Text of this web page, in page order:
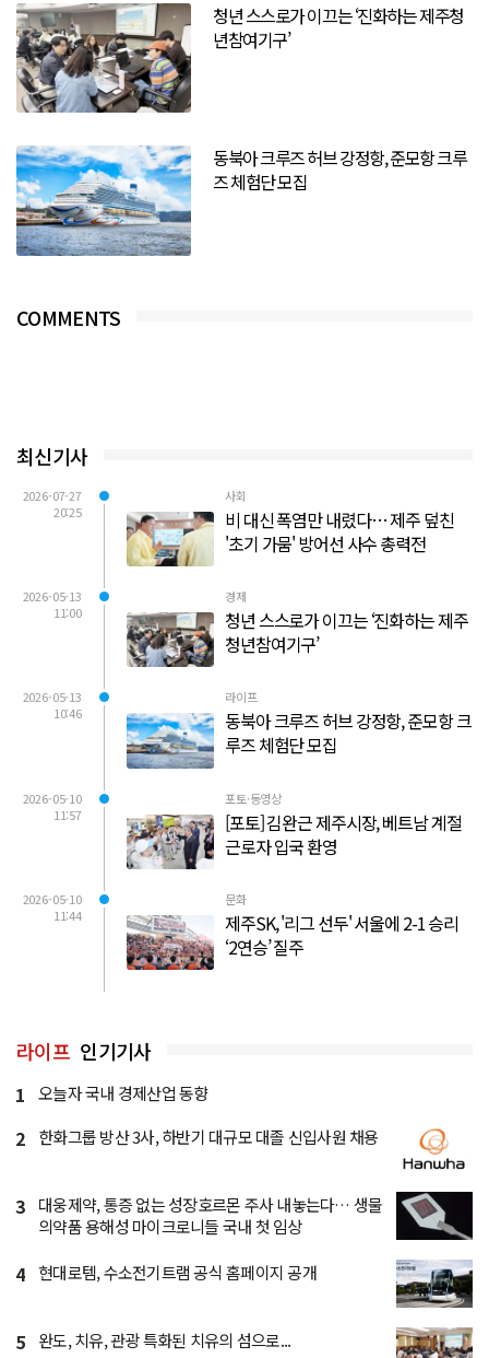
청년 스스로가 이끄는 ‘진화하는 제주청
년참여기구’
동북아 크루즈 허브 강정항, 준모항 크루
즈 체험단 모집
COMMENTS
최신기사
2026-07-27
20:25
사회
비 대신 폭염만 내렸다… 제주 덮친
'초기 가뭄' 방어선 사수 총력전
2026-05-13
11:00
경제
청년 스스로가 이끄는 ‘진화하는 제주
청년참여기구’
2026-05-13
10:46
라이프
동북아 크루즈 허브 강정항, 준모항 크
루즈 체험단 모집
2026-05-10
11:57
포토·동영상
[포토] 김완근 제주시장, 베트남 계절
근로자 입국 환영
2026-05-10
11:44
문화
제주SK, '리그 선두' 서울에 2-1 승리
‘2연승’ 질주
라이프 인기기사
1 오늘자 국내 경제산업 동향
2 한화그룹 방산 3사, 하반기 대규모 대졸 신입사원 채용
3
대웅제약, 통증 없는 성장호르몬 주사 내놓는다… 생물
의약품 용해성 마이크로니들 국내 첫 임상
4 현대로템, 수소전기트램 공식 홈페이지 공개
5 완도, 치유, 관광 특화된 치유의 섬으로...